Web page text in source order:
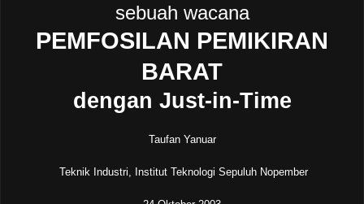
sebuah wacana
PEMFOSILAN PEMIKIRAN
BARAT
dengan Just-in-Time
Taufan Yanuar
Teknik Industri, Institut Teknologi Sepuluh Nopember